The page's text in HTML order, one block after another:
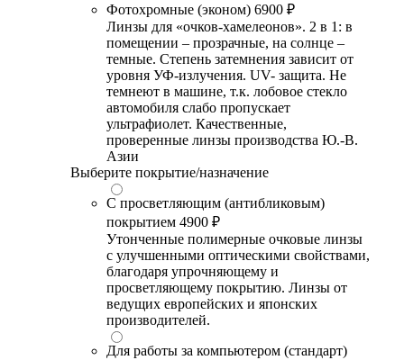
Фотохромные (эконом) 6900 ₽
Линзы для «очков-хамелеонов». 2 в 1: в
помещении – прозрачные, на солнце –
темные. Степень затемнения зависит от
уровня УФ-излучения. UV- защита. Не
темнеют в машине, т.к. лобовое стекло
автомобиля слабо пропускает
ультрафиолет. Качественные,
проверенные линзы производства Ю.-В.
Азии
Выберите покрытие/назначение
С просветляющим (антибликовым)
покрытием 4900 ₽
Утонченные полимерные очковые линзы
с улучшенными оптическими свойствами,
благодаря упрочняющему и
просветляющему покрытию. Линзы от
ведущих европейских и японских
производителей.
Для работы за компьютером (стандарт)